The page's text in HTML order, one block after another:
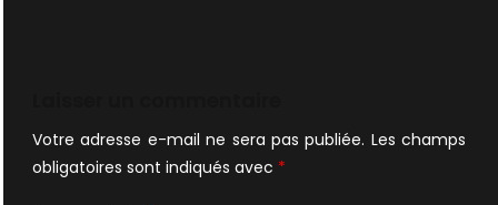
Votre adresse e-mail ne sera pas publiée. Les champs
obligatoires sont indiqués avec *